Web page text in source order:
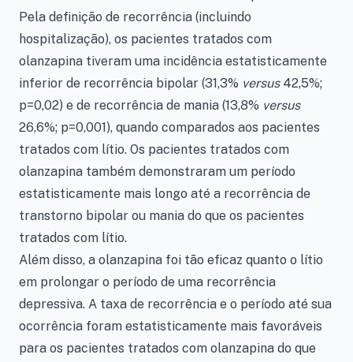
Pela definição de recorrência (incluindo
hospitalização), os pacientes tratados com
olanzapina tiveram uma incidência estatisticamente
inferior de recorrência bipolar (31,3% versus 42,5%;
p=0,02) e de recorrência de mania (13,8% versus
26,6%; p=0,001), quando comparados aos pacientes
tratados com lítio. Os pacientes tratados com
olanzapina também demonstraram um período
estatisticamente mais longo até a recorrência de
transtorno bipolar ou mania do que os pacientes
tratados com lítio.
Além disso, a olanzapina foi tão eficaz quanto o lítio
em prolongar o período de uma recorrência
depressiva. A taxa de recorrência e o período até sua
ocorrência foram estatisticamente mais favoráveis
para os pacientes tratados com olanzapina do que